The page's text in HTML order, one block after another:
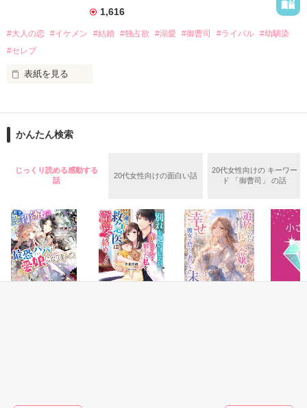
公開・完結　2022.01.22
三年前の心の傷が癒えないままの私は
もう恋なんてうんざりだ。
「俺は今でもまどかが好きだ」
復縁する気はありません。
作品を読む
1,616
#大人の恋 #イケメン #結婚 #独占欲 #溺愛 #御曹司 #ライバル #幼馴染
#セレブ
表紙を見る
×
天才作家と言われる不知火飛鳥（しらぬいあすか）
本人もさる事ながら実家は
見た目に寄り付く人間を嫌い
その眉目秀麗な姿を隠している
大手出版社集談社の編集者
誰もが目を奪われる程の絶世の美人でありながら
かんたん検索
じっくり読める感動する
話
20代女性向けの面白い話
20代女性向けの キーワー
ド 「御曹司」 の話
もっと見る